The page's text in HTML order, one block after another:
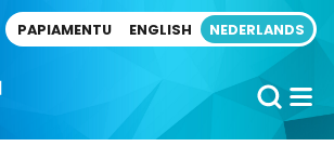
PAPIAMENTU ENGLISH NEDERLANDS